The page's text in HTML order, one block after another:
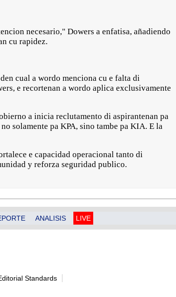
necesario," Dowers a enfatisa, añadiendo
cu rapidez.
cual a wordo menciona cu e falta di
e recortenan a wordo aplica exclusivamente
a inicia reclutamento di aspirantenan pa
solamente pa KPA, sino tambe pa KIA. E la
e capacidad operacional tanto di
y reforza seguridad publico.
ANALISIS LIVE
Standards